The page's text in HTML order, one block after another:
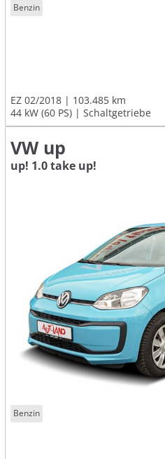
Benzin
EZ 02/2018
103.485 km
44 kW (60 PS)
Schaltgetriebe
VW up
up! 1.0 take up!
Benzin